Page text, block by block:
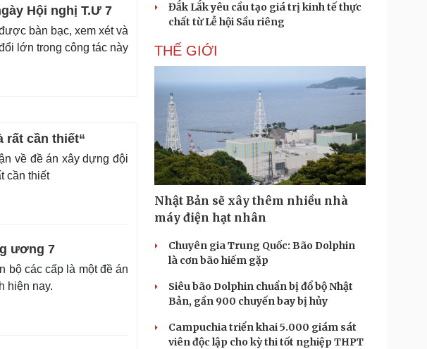
Hội nghị T.Ư 7
bàn bạc, xem xét và
lớn trong công tác này
rất cần thiết“
về đề án xây dựng đội
cần thiết
ương 7
bộ các cấp là một đề án
hiện nay.
Đắk Lắk yêu cầu tạo giá trị kinh tế thực
chất từ Lễ hội Sầu riêng
THẾ GIỚI
Nhật Bản sẽ xây thêm nhiều nhà
máy điện hạt nhân
Chuyên gia Trung Quốc: Bão Dolphin
là cơn bão hiếm gặp
Siêu bão Dolphin chuẩn bị đổ bộ Nhật
Bản, gần 900 chuyến bay bị hủy
Campuchia triển khai 5.000 giám sát
viên độc lập cho kỳ thi tốt nghiệp THPT